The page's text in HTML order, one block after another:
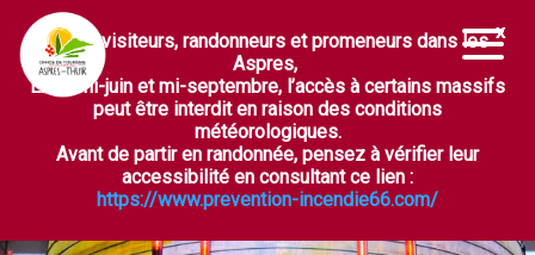
Ouvrir la barre d’outils
Chers visiteurs, randonneurs et promeneurs dans les
Aspres,
Entre mi-juin et mi-septembre, l’accès à certains massifs
peut être interdit en raison des conditions
météorologiques.
Avant de partir en randonnée, pensez à vérifier leur
accessibilité en consultant ce lien :
https://www.prevention-incendie66.com/